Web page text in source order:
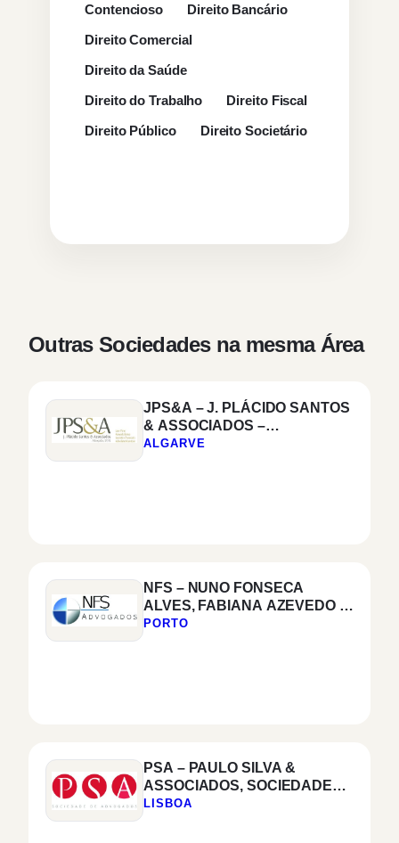
Contencioso
Direito Bancário
Direito Comercial
Direito da Saúde
Direito do Trabalho
Direito Fiscal
Direito Público
Direito Societário
Outras Sociedades na mesma Área
JPS&A – J. PLÁCIDO SANTOS
& ASSOCIADOS –
ADVOGADOS, S.P.R.L.
ALGARVE
NFS – NUNO FONSECA
ALVES, FABIANA AZEVEDO &
ASSOCIADOS, SOCIEDADE
PORTO
PSA – PAULO SILVA &
ASSOCIADOS, SOCIEDADE
DE ADVOGADOS, SP, RL
LISBOA